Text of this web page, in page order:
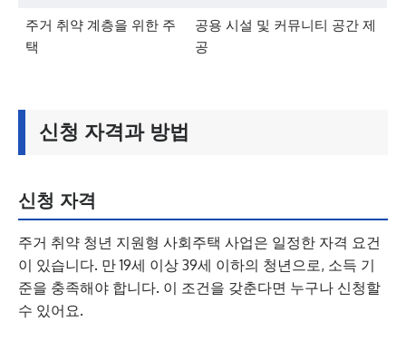
주거 취약 계층을 위한 주
택
공용 시설 및 커뮤니티 공간 제
공
신청 자격과 방법
신청 자격
주거 취약 청년 지원형 사회주택 사업은 일정한 자격 요건
이 있습니다. 만 19세 이상 39세 이하의 청년으로, 소득 기
준을 충족해야 합니다. 이 조건을 갖춘다면 누구나 신청할
수 있어요.